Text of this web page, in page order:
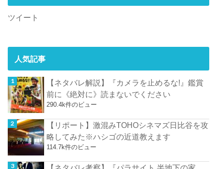
ツイート
人気記事
【ネタバレ解説】『カメラを止めるな!』鑑賞
前に《絶対に》読まないでください
290.4k件のビュー
【リポート】激混みTOHOシネマズ日比谷を攻
略してみた※ハシゴの近道教えます
114.7k件のビュー